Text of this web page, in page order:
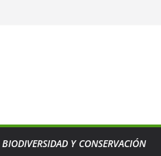
BIODIVERSIDAD Y CONSERVACIÓN